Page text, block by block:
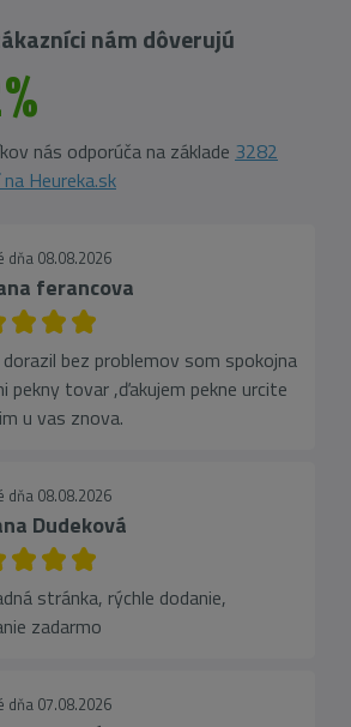
nám dôverujú
nás odporúča na základe 3282
Heureka.sk
dňa 08.08.2026
ferancova
bez problemov som spokojna
pekny tovar ,ďakujem pekne urcite
u vas znova.
dňa 08.08.2026
Dudeková
stránka, rýchle dodanie,
zadarmo
dňa 07.08.2026